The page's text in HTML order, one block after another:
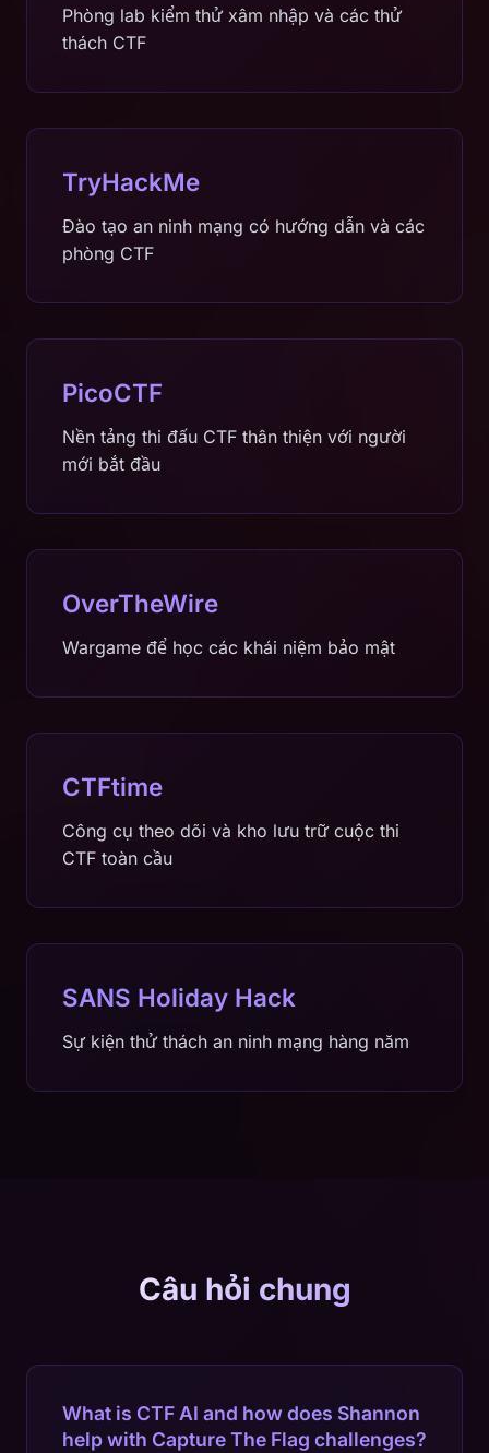
Phòng lab kiểm thử xâm nhập và các thử
thách CTF
TryHackMe
Đào tạo an ninh mạng có hướng dẫn và các
phòng CTF
PicoCTF
Nền tảng thi đấu CTF thân thiện với người
mới bắt đầu
OverTheWire
Wargame để học các khái niệm bảo mật
CTFtime
Công cụ theo dõi và kho lưu trữ cuộc thi
CTF toàn cầu
SANS Holiday Hack
Sự kiện thử thách an ninh mạng hàng năm
Câu hỏi chung
What is CTF AI and how does Shannon
help with Capture The Flag challenges?